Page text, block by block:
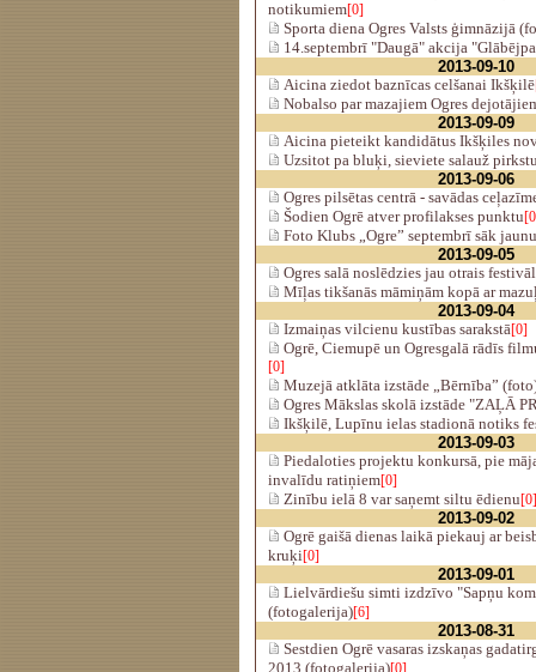
notikumiem[0]
Sporta diena Ogres Valsts ģimnāzijā
14.septembrī "Daugā" akcija
2013-09-10
Aicina ziedot baznīcas celšanai Ikšķilē
Nobalso par mazajiem Ogres
2013-09-09
Aicina pieteikt kandidātus Ikšķiles
Uzsitot pa bluķi, sieviete salauž
2013-09-06
Ogres pilsētas centrā - savādas
Šodien Ogrē atver profilakses punktu
Foto Klubs „Ogre” septembrī sāk
2013-09-05
Ogres salā noslēdzies jau otrais
Mīļas tikšanās māmiņām kopā ar
2013-09-04
Izmaiņas vilcienu kustības sarakstā[0]
Ogrē, Ciemupē un Ogresgalā rādīs
[0]
Muzejā atklāta izstāde „Bērnība”
Ogres Mākslas skolā izstāde "ZAĻĀ
Ikšķilē, Lupīnu ielas stadionā notiks
2013-09-03
Piedaloties projektu konkursā, pie
invalīdu ratiņiem[0]
Zinību ielā 8 var saņemt siltu ēdienu[0]
2013-09-02
Ogrē gaišā dienas laikā piekauj ar
kruķi[0]
2013-09-01
Lielvārdiešu simti izdzīvo "Sapņu
(fotogalerija)[6]
2013-08-31
Sestdien Ogrē vasaras izskaņas
2013 (fotogalerija)[0]